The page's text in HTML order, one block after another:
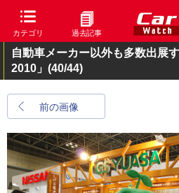
カテゴリ 過去記事
自動車メーカー以外も多数出展
2010」 (40/44)
前の画像